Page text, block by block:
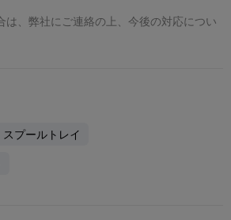
は、弊社にご連絡の上、今後の対応につい
スプールトレイ